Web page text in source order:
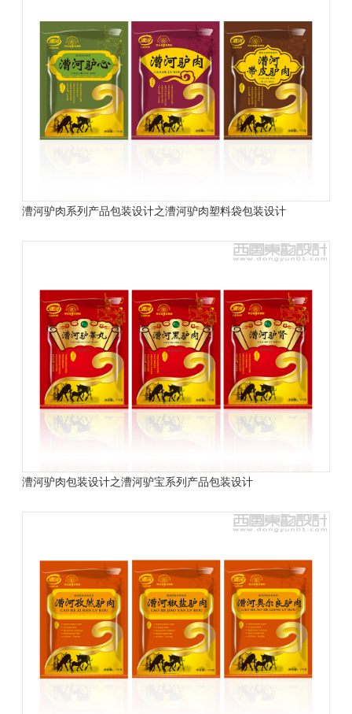
漕河驴肉系列产品包装设计之漕河驴肉塑料袋包装设计
漕河驴肉包装设计之漕河驴宝系列产品包装设计